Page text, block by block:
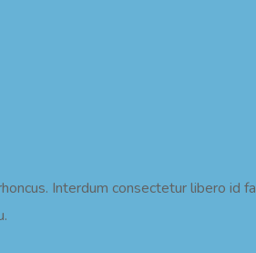
Interdum consectetur libero id